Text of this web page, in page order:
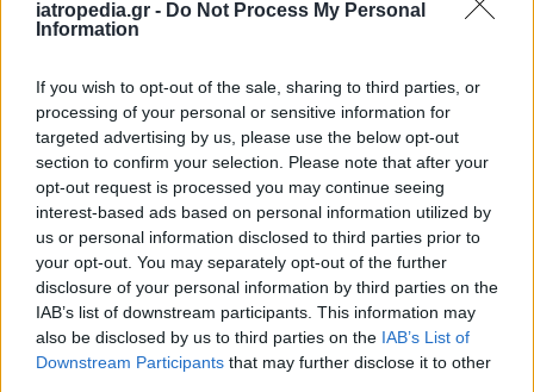
iatropedia.gr - Do Not Process My Personal
Information
If you wish to opt-out of the sale, sharing to third parties, or
processing of your personal or sensitive information for
targeted advertising by us, please use the below opt-out
section to confirm your selection. Please note that after your
opt-out request is processed you may continue seeing
interest-based ads based on personal information utilized by
us or personal information disclosed to third parties prior to
your opt-out. You may separately opt-out of the further
disclosure of your personal information by third parties on the
IAB’s list of downstream participants. This information may
also be disclosed by us to third parties on the IAB’s List of
Downstream Participants that may further disclose it to other
ΔΕΙΤΕ ΤΙΣ ΦΩΤΟ:
ΚΑΙ ΔΕΙΤΕ ΤΙ ΕΠΑΘΕ ΑΠΟ ΤΑ ΑΝΑΒΟΛΙΚΑ